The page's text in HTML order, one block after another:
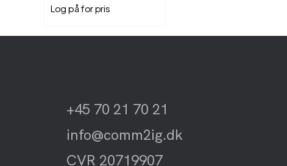
Log på for pris
+45 70 21 70 21
info@comm2ig.dk
CVR 20719907